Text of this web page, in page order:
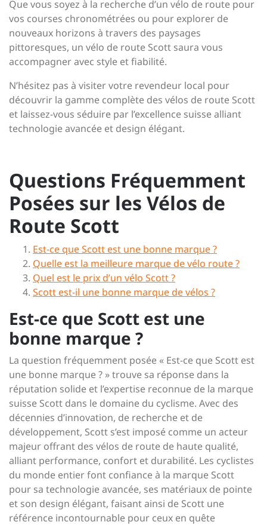
Que vous soyez à la recherche d’un vélo de route pour
vos courses chronométrées ou pour explorer de
nouveaux horizons à travers des paysages
pittoresques, un vélo de route Scott saura vous
accompagner avec style et fiabilité.
N’hésitez pas à visiter votre revendeur local pour
découvrir la gamme complète des vélos de route Scott
et laissez-vous séduire par l’excellence suisse alliant
technologie avancée et design élégant.
Questions Fréquemment
Posées sur les Vélos de
Route Scott
Est-ce que Scott est une bonne marque ?
Quelle est la meilleure marque de vélo route ?
Quel est le prix d’un vélo Scott ?
Scott est-il une bonne marque de vélos ?
Est-ce que Scott est une
bonne marque ?
La question fréquemment posée « Est-ce que Scott est
une bonne marque ? » trouve sa réponse dans la
réputation solide et l’expertise reconnue de la marque
suisse Scott dans le domaine du cyclisme. Avec des
décennies d’innovation, de recherche et de
développement, Scott s’est imposé comme un acteur
majeur offrant des vélos de route de haute qualité,
alliant performance, confort et durabilité. Les cyclistes
du monde entier font confiance à la marque Scott
pour sa technologie avancée, ses matériaux de pointe
et son design élégant, faisant ainsi de Scott une
référence incontournable pour ceux en quête